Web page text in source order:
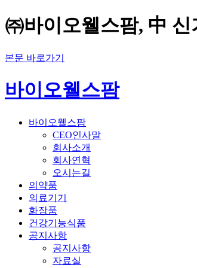
㈜바이오웰스팜, 中
본문 바로가기
바이오웰스팜
바이오웰스팜
CEO인사말
회사소개
회사연혁
오시는길
의약품
의료기기
화장품
건강기능식품
공지사항
공지사항
자료실